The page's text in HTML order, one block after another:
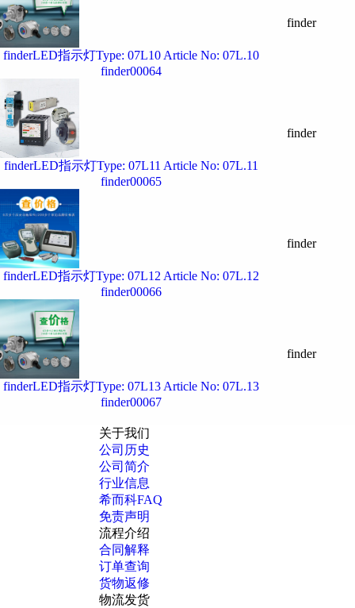
finderLED指示灯Type: 07L10 Article No: 07L.10
finder00064
finder
finderLED指示灯Type: 07L11 Article No: 07L.11
finder00065
finder
finderLED指示灯Type: 07L12 Article No: 07L.12
finder00066
finder
finderLED指示灯Type: 07L13 Article No: 07L.13
finder00067
finder
关于我们
公司历史
公司简介
行业信息
希而科FAQ
免责声明
流程介绍
合同解释
订单查询
货物返修
物流发货